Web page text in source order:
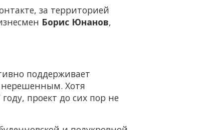
за территорией
Борис Юнанов,
поддерживает
нерешенным. Хотя
проект до сих пор не